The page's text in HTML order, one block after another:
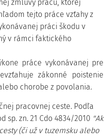
zmluvy prácu, ktorej
tejto práce vzťahy z
práci škodu v
v rámci faktického
práce vykonávanej pre
zákonné poistenie
chorobe z povolania.
pracovnej ceste. Podľa
sp. zn. 21 Cdo 4834/2010 "Ak
(či už v tuzemsku alebo